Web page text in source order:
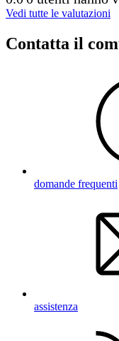
Vedi tutte le valutazioni
Contatta il
domande frequenti
assistenza